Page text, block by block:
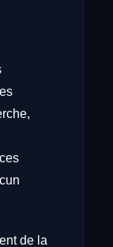
de la